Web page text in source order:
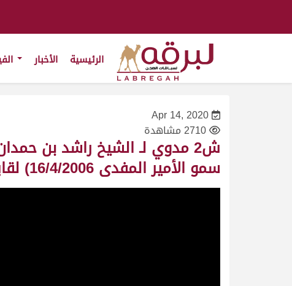
الرئيسية الأخبار
Apr 14, 2020
2710 مشاهدة
ش2 مدوي لـ الشيخ راشد بن
سمو الأمير المفدى 16/4/2006) لقايا قعدان مفتوح 7:40:16